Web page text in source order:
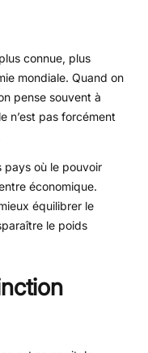
connue, plus
mondiale. Quand on
pense souvent à
n’est pas forcément
pays où le pouvoir
économique.
équilibrer le
le poids